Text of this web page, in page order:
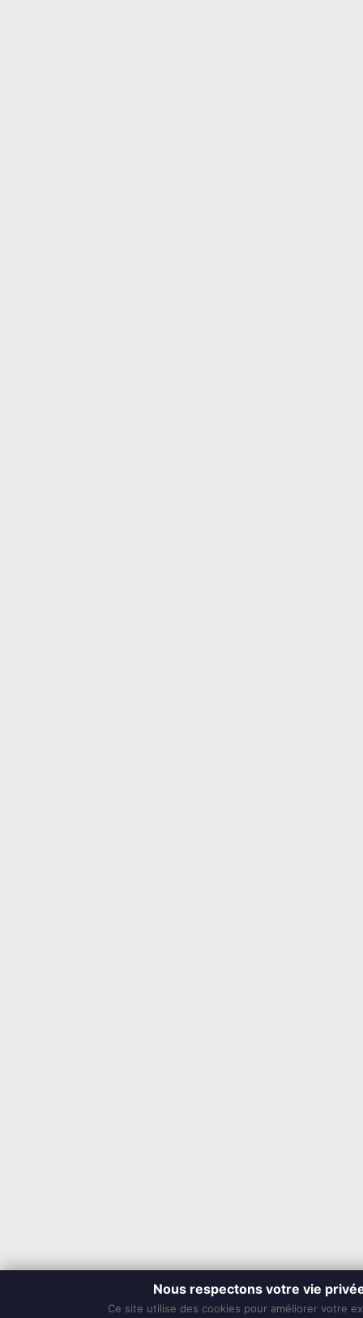
Nous respectons votre vie
Ce site utilise des cookies pour améliorer votre